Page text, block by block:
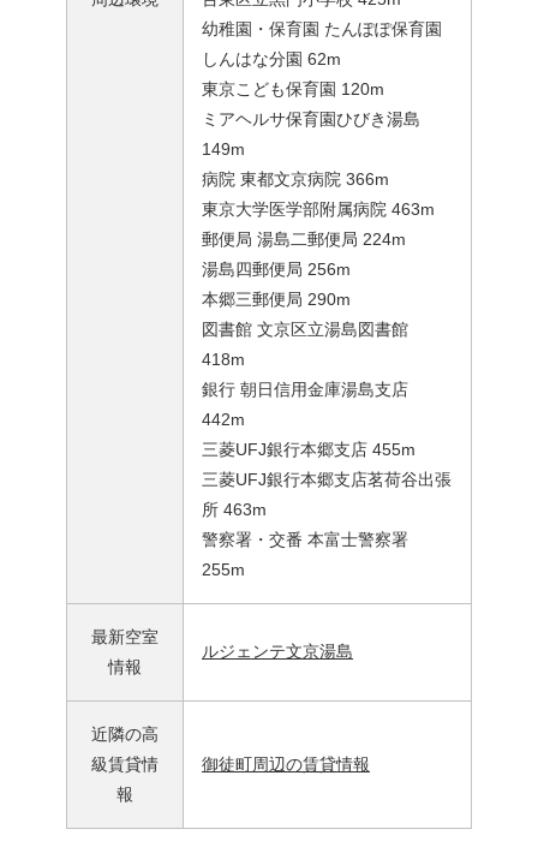
幼稚園・保育園 たんぽぽ保育園
しんはな分園 62m
東京こども保育園 120m
ミアヘルサ保育園ひびき湯島
149m
病院 東都文京病院 366m
東京大学医学部附属病院 463m
郵便局 湯島二郵便局 224m
湯島四郵便局 256m
本郷三郵便局 290m
図書館 文京区立湯島図書館
418m
銀行 朝日信用金庫湯島支店
442m
三菱UFJ銀行本郷支店 455m
三菱UFJ銀行本郷支店茗荷谷出張
所 463m
警察署・交番 本富士警察署
255m
最新空室
情報
ルジェンテ文京湯島
近隣の高
級賃貸情
報
御徒町周辺の賃貸情報